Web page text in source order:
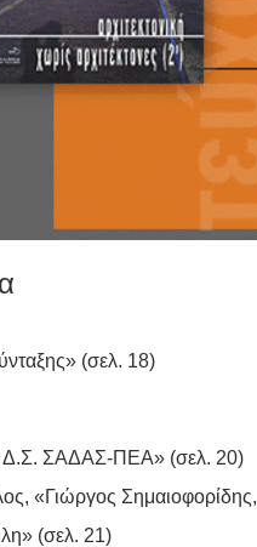
(σελ. 18)
Δ.Σ. ΣΑΔΑΣ-ΠΕΑ» (σελ. 20)
«Γιώργος Σημαιοφορίδης,
(σελ. 21)